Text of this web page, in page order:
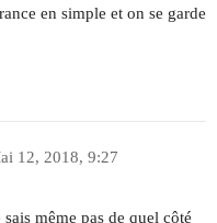
en simple et on se garde
12, 2018, 9:27
même pas de quel côté